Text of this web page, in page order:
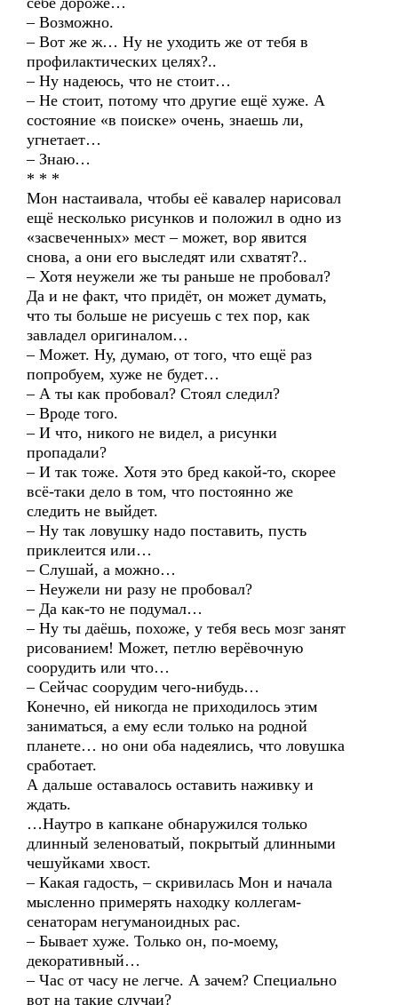
– Возможно.
– Вот же ж… Ну не уходить же от тебя в
профилактических целях?..
– Ну надеюсь, что не стоит…
– Не стоит, потому что другие ещё хуже. А
состояние «в поиске» очень, знаешь ли,
угнетает…
– Знаю…
* * *
Мон настаивала, чтобы её кавалер нарисовал
ещё несколько рисунков и положил в одно из
«засвеченных» мест – может, вор явится
снова, а они его выследят или схватят?..
– Хотя неужели же ты раньше не пробовал?
Да и не факт, что придёт, он может думать,
что ты больше не рисуешь с тех пор, как
завладел оригиналом…
– Может. Ну, думаю, от того, что ещё раз
попробуем, хуже не будет…
– А ты как пробовал? Стоял следил?
– Вроде того.
– И что, никого не видел, а рисунки
пропадали?
– И так тоже. Хотя это бред какой-то, скорее
всё-таки дело в том, что постоянно же
следить не выйдет.
– Ну так ловушку надо поставить, пусть
приклеится или…
– Слушай, а можно…
– Неужели ни разу не пробовал?
– Да как-то не подумал…
– Ну ты даёшь, похоже, у тебя весь мозг занят
рисованием! Может, петлю верёвочную
соорудить или что…
– Сейчас соорудим чего-нибудь…
Конечно, ей никогда не приходилось этим
заниматься, а ему если только на родной
планете… но они оба надеялись, что ловушка
сработает.
А дальше оставалось оставить наживку и
ждать.
…Наутро в капкане обнаружился только
длинный зеленоватый, покрытый длинными
чешуйками хвост.
– Какая гадость, – скривилась Мон и начала
мысленно примерять находку коллегам-
сенаторам негуманоидных рас.
– Бывает хуже. Только он, по-моему,
декоративный…
– Час от часу не легче. А зачем? Специально
вот на такие случаи?